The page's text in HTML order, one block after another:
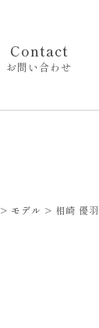
Contact
お問い合わせ
> モデル > 相崎 優羽